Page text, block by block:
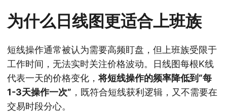
为什么日线图更适合上班族
短线操作通常被认为需要高频盯盘，但上班族受限于
工作时间，无法实时关注价格波动。日线图每根K线
代表一天的价格变化， 将短线操作的频率降低到“每
1-3天操作一次” ，既符合短线获利逻辑，又不需要在
交易时段分心。